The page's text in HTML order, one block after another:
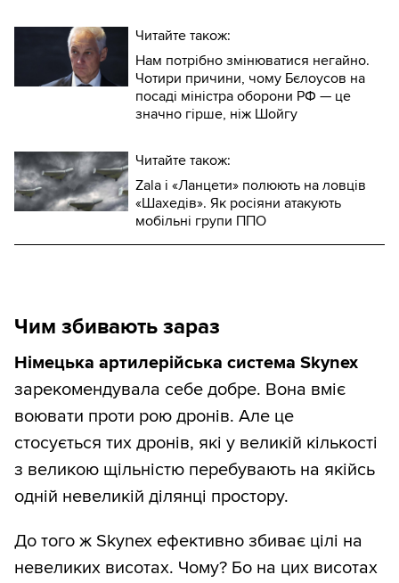
Читайте також:
Нам потрібно змінюватися негайно.
Чотири причини, чому Бєлоусов на
посаді міністра оборони РФ — це
значно гірше, ніж Шойгу
Читайте також:
Zala і «Ланцети» полюють на ловців
«Шахедів». Як росіяни атакують
мобільні групи ППО
Чим збивають зараз
Німецька артилерійська система Skynex
зарекомендувала себе добре. Вона вміє
воювати проти рою дронів. Але це
стосується тих дронів, які у великій кількості
з великою щільністю перебувають на якійсь
одній невеликій ділянці простору.
До того ж Skynex ефективно збиває цілі на
невеликих висотах. Чому? Бо на цих висотах